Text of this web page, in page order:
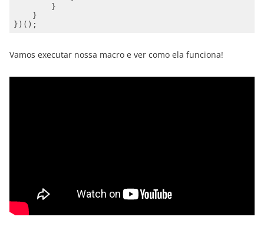
Vamos executar nossa macro e ver como ela funciona!